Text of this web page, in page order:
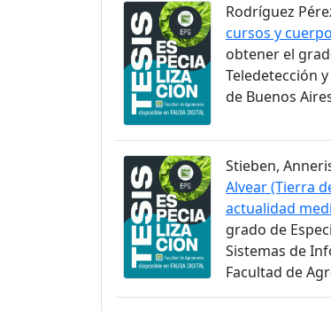
Rodríguez
cursos y
obtener el
Teledetección
de Buenos
Stieben,
Alvear (Tierra
actualidad
grado de
Sistemas de
Facultad de